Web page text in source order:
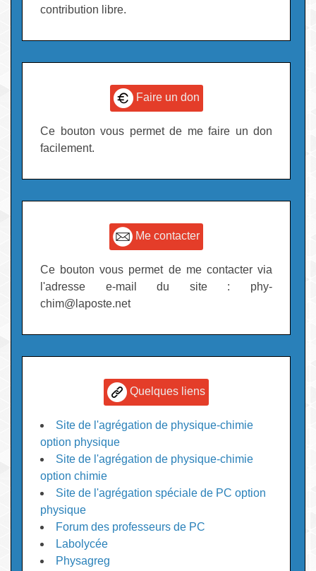
contribution libre.
Faire un don
Ce bouton vous permet de me faire un don
facilement.
Me contacter
Ce bouton vous permet de me contacter via
l'adresse e-mail du site : phy-
chim@laposte.net
Quelques liens
Site de l'agrégation de physique-chimie
option physique
Site de l'agrégation de physique-chimie
option chimie
Site de l'agrégation spéciale de PC option
physique
Forum des professeurs de PC
Labolycée
Physagreg